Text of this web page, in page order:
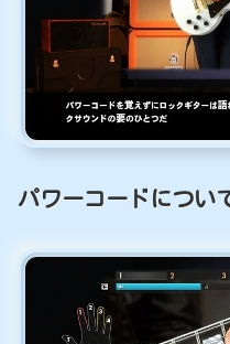
パワーコードについ